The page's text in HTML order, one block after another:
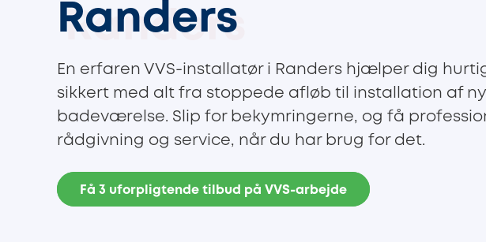
Randers
En erfaren VVS-installatør i Randers hjælper dig
sikkert med alt fra stoppede afløb til installation af
badeværelse. Slip for bekymringerne, og få
rådgivning og service, når du har brug for det.
Få 3 uforpligtende tilbud på VVS-arbejde